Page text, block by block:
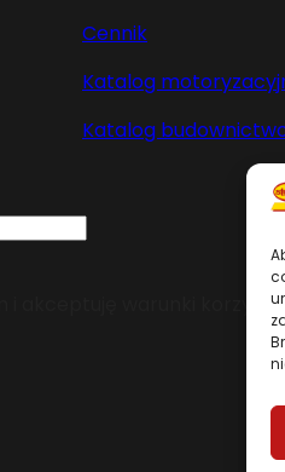
Cennik
Katalog
Katalog
i akceptuję warunki